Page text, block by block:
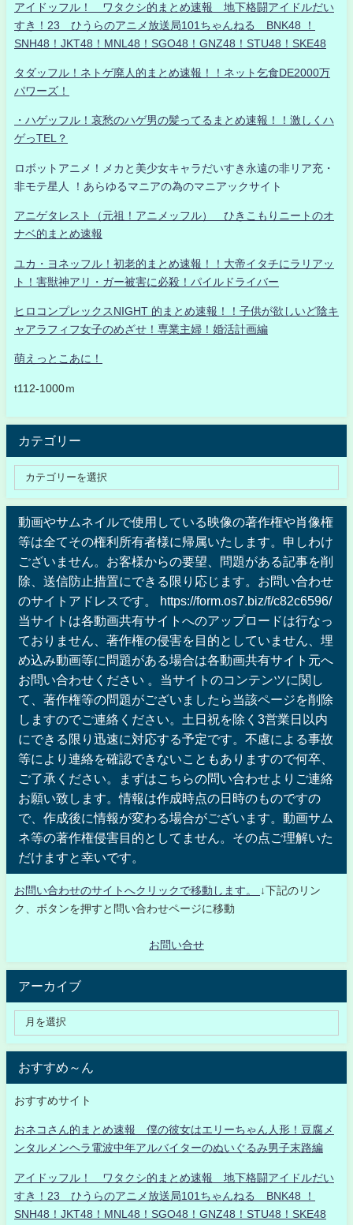
アイドッフル！ ワタクシ的まとめ速報 地下格闘アイドルだい
すき！23 ひうらのアニメ放送局101ちゃんねる BNK48 ！
SNH48！JKT48！MNL48！SGO48！GNZ48！STU48！SKE48
タダッフル！ネトゲ廃人的まとめ速報！！ネット乞食DE2000万
パワーズ！
・ハゲッフル！哀愁のハゲ男の髪ってるまとめ速報！！激しくハ
ゲっTEL？
ロボットアニメ！メカと美少女キャラだいすき永遠の非リア充・
非モテ星人 ！あらゆるマニアの為のマニアックサイト
アニゲタレスト（元祖！アニメッフル） ひきこもりニートのオ
ナベ的まとめ速報
ユカ・ヨネッフル！初老的まとめ速報！！大帝イタチにラリアッ
ト！害獣神アリ・ガー被害に必殺！パイルドライバー
ヒロコンプレックスNIGHT 的まとめ速報！！子供が欲しいど陰キ
ャアラフィフ女子のめざせ！専業主婦！婚活計画編
萌えっとこあに！
t112-1000ｍ
カテゴリー
動画やサムネイルで使用している映像の著作権や肖像権
等は全てその権利所有者様に帰属いたします。申しわけ
ございません。お客様からの要望、問題がある記事を削
除、送信防止措置にできる限り応じます。お問い合わせ
のサイトアドレスです。 https://form.os7.biz/f/c82c6596/
当サイトは各動画共有サイトへのアップロードは行なっ
ておりません、著作権の侵害を目的としていません、埋
め込み動画等に問題がある場合は各動画共有サイト元へ
お問い合わせください 。当サイトのコンテンツに関し
て、著作権等の問題がございましたら当該ページを削除
しますのでご連絡ください。土日祝を除く3営業日以内
にできる限り迅速に対応する予定です。不慮による事故
等により連絡を確認できないこともありますので何卒、
ご了承ください。まずはこちらの問い合わせよりご連絡
お願い致します。情報は作成時点の日時のものですの
で、作成後に情報が変わる場合がございます。動画サム
ネ等の著作権侵害目的としてません。その点ご理解いた
だけますと幸いです。
お問い合わせのサイトへクリックで移動します。
↓下記のリン
ク、ボタンを押すと問い合わせページに移動
お問い合せ
アーカイブ
おすすめ～ん
おすすめサイト
おネコさん的まとめ速報 僕の彼女はエリーちゃん人形！豆腐メ
ンタルメンヘラ電波中年アルバイターのぬいぐるみ男子末路編
アイドッフル！ ワタクシ的まとめ速報 地下格闘アイドルだい
すき！23 ひうらのアニメ放送局101ちゃんねる BNK48 ！
SNH48！JKT48！MNL48！SGO48！GNZ48！STU48！SKE48